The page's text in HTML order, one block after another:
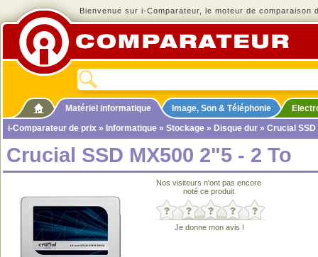
Bienvenue sur i-Comparateur, le moteur de comparaison
Matériel informatique Image, Son & Téléphonie
i-Comparateur de prix » Informatique » Stockage » Disque dur » Crucial SSD
Crucial SSD MX500 2"5 - 2 To
Nos visiteurs n'ont pas encore
noté ce produit
Je donne mon avis !